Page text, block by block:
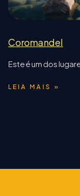
Coromandel
Este é um dos
LEIA MAIS »